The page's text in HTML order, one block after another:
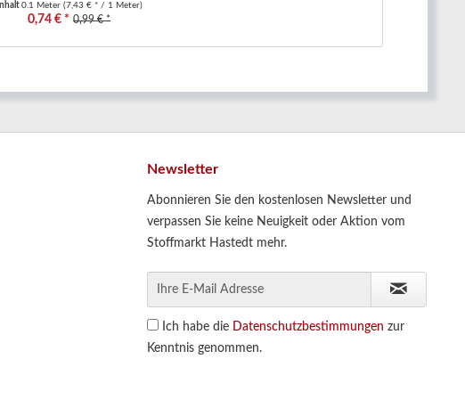
Inhalt 0.1 Meter (7,43 € * / 1 Meter)
0,74 € * 0,99 € *
Newsletter
Abonnieren Sie den kostenlosen Newsletter und
verpassen Sie keine Neuigkeit oder Aktion vom
Stoffmarkt Hastedt mehr.
Ich habe die Datenschutzbestimmungen zur
Kenntnis genommen.